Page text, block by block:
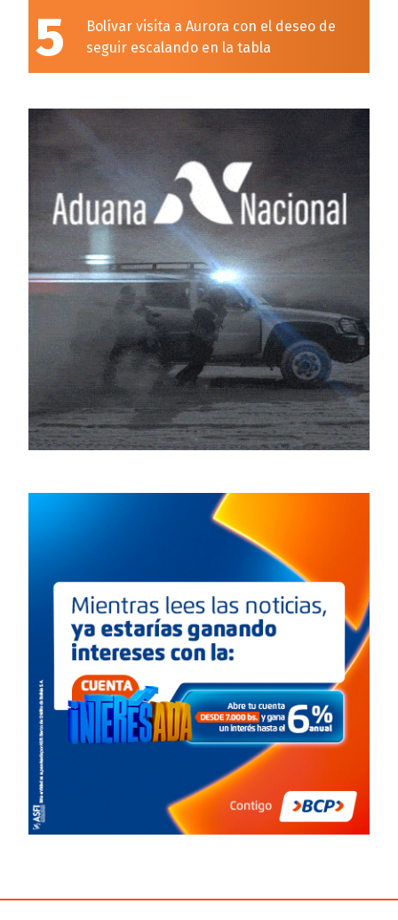
5
Bolívar visita a Aurora con el deseo de
seguir escalando en la tabla